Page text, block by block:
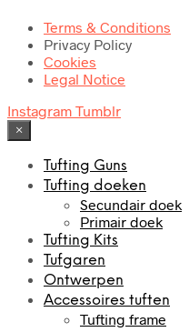
Terms & Conditions
Privacy Policy
Cookies
Legal Notice
Instagram Tumblr
×
Tufting Guns
Tufting doeken
Secundair doek
Primair doek
Tufting Kits
Tufgaren
Ontwerpen
Accessoires tuften
Tufting frame